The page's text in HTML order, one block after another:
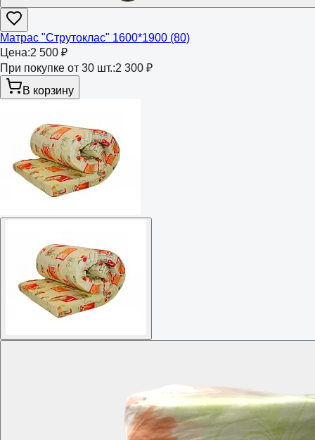
Матрас "Струтоклас" 1600*1900 (80)
Цена:2 500 ₽
При покупке от 30 шт.:2 300 ₽
В корзину